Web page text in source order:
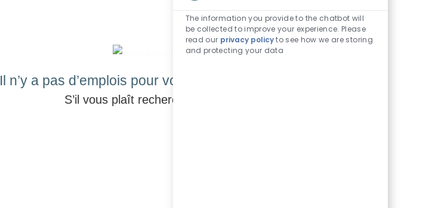
Il n’y a pas d’emplois pour vos critères de recherche.
S’il vous plaît rechercher à nouveau.
de
chatbot
activés
The information you provide to the chatbot will
be collected to improve your experience. Please
read our privacy policyto see how we are storing
and protecting your data